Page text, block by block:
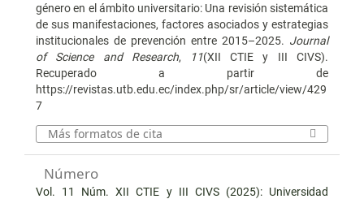
género en el ámbito universitario: Una revisión sistemática
de sus manifestaciones, factores asociados y estrategias
institucionales de prevención entre 2015–2025. Journal
of Science and Research, 11(XII CTIE y III CIVS).
Recuperado a partir de
https://revistas.utb.edu.ec/index.php/sr/article/view/429
7
Más formatos de cita
Número
Vol. 11 Núm. XII CTIE y III CIVS (2025): Universidad